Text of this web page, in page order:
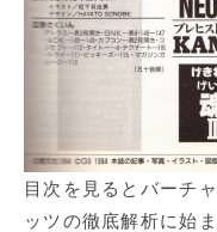
目次を見るとバーチ
ッツの徹底解析に始